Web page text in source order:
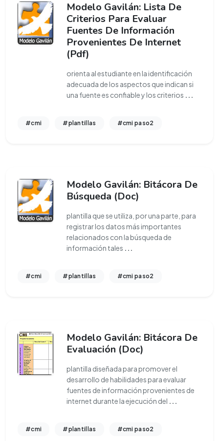
Modelo Gavilán: Lista De
Criterios Para Evaluar
Fuentes De Información
Provenientes De Internet
(Pdf)
orienta al estudiante en la identificación
adecuada de los aspectos que indican si
una fuente es confiable y los criterios ...
#cmi #plantillas #cmi paso2
Modelo Gavilán: Bitácora De
Búsqueda (Doc)
plantilla que se utiliza, por una parte, para
registrar los datos más importantes
relacionados con la búsqueda de
información tales ...
#cmi #plantillas #cmi paso2
Modelo Gavilán: Bitácora De
Evaluación (Doc)
plantilla diseñada para promover el
desarrollo de habilidades para evaluar
fuentes de información provenientes de
internet durante la ejecución del ...
#cmi #plantillas #cmi paso2